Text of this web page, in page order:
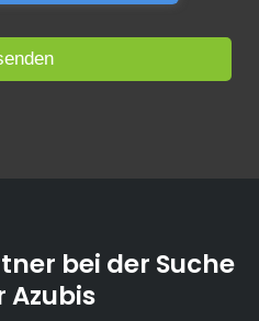
bei der Suche
Azubis